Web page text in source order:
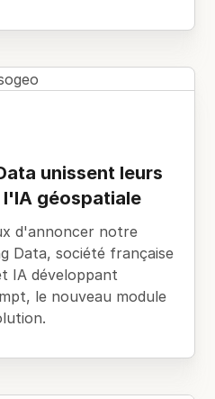
unissent leurs
géospatiale
d'annoncer notre
Data, société française
IA développant
le nouveau module